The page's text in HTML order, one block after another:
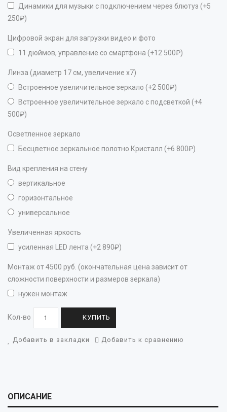
Динамики для музыки с подключением через блютуз (+5
250₽)
Цифровой экран для загрузки видео и фото
11 дюймов, управление со смартфона (+12 500₽)
Линза (диаметр 17 см, увеличение х7)
Встроенное увеличительное зеркало (+2 500₽)
Встроенное увеличительное зеркало с подсветкой (+4
500₽)
Осветленное зеркало
Бесцветное зеркальное полотно Кристалл (+6 800₽)
Вид крепления на стену
вертикальное
горизонтальное
универсальное
Увеличенная яркость
усиленная LED лента (+2 890₽)
Монтаж от 4500 руб. (окончательная цена зависит от
сложности поверхности и размеров зеркала)
нужен монтаж
Кол-во КУПИТЬ
Добавить в закладки Добавить к сравнению
ОПИСАНИЕ